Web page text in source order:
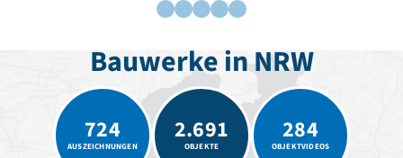
Romanik
Vorromanik
Römische Antike
Über uns
Bauwerke in NRW
724
AUSZEICHNUNGEN
2.691
OBJEKTE
284
OBJEKTVIDEOS